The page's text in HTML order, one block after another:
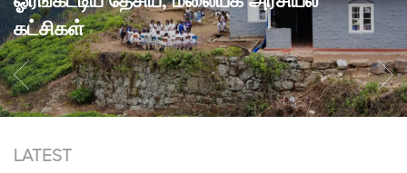
n
t
e
n
கட்சிகள்
LATEST